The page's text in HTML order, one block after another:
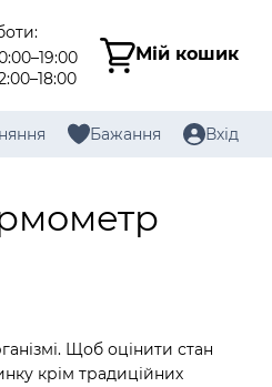
Мій кошик
Бажання Вхід
Щоб оцінити стан
крім традиційних